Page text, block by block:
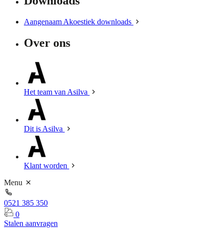
Aangenaam Akoestiek downloads
Over ons
Het team van Asilva
Dit is Asilva
Klant worden
Menu
0521 385 350
0
Stalen aanvragen